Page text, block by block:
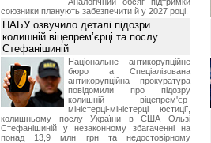
союзники планують забезпечити й у 2027 році.
НАБУ озвучило деталі підозри
колишній віцепрем’єрці та послу
Стефанішиній
Національне антикорупційне
бюро та Спеціалізована
антикорупційна прокуратура
повідомили про підозру
колишній віцепрем'єр-
міністерці-міністерці юстиції,
колишньому послу України в США Ользі
Стефанішиній у незаконному збагаченні на
понад 13,9 млн грн та недостовірному